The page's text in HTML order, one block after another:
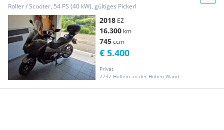
Roller / Scooter, 54 PS (40 kW), gültiges Pickerl
2018 EZ
16.300 km
745ccm
Privat
2732 Höflein an der Hohen Wand
€ 5.400